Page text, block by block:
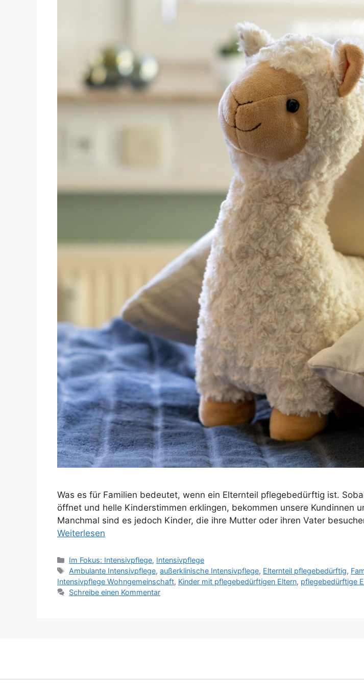
Was es für Familien bedeutet, wenn ein Elternteil pflegebedürftig ist.
öffnet und helle Kinderstimmen erklingen, bekommen unsere Kundinnen
Manchmal sind es jedoch Kinder, die ihre Mutter oder ihren Vater
Weiterlesen
Im Fokus: Intensivpflege, Intensivpflege
Ambulante Intensivpflege,außerklinische Intensivpflege, Elternteil pflegebedürftig,
Intensivpflege Wohngemeinschaft, Kinder mit pflegebedürftigen Eltern, pflegebedürftige
Schreibe einen Kommentar